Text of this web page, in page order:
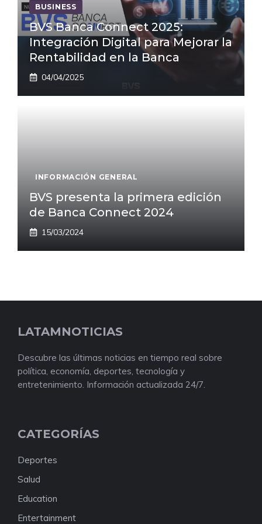
BUSINESS
BVS Banca Connect 2025:
Integración Digital para Mejorar la
Rentabilidad en la Banca
04/04/2025
INFORMACIÓN GENERAL
BVS presenta la primera edición
de Banca Connect 2024
15/03/2024
LATAMNOTICIAS
Descubre las últimas noticias en tiempo real sobre
política, economía, deportes, tecnología y
entretenimiento. Información actualizada 24/7.
CATEGORÍAS
Deportes
Salud
Education
Entertainment